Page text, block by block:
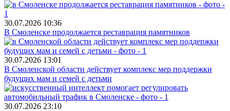
30.07.2026 10:36
В Смоленске продолжается реставрация памятников
30.07.2026 13:01
В Смоленской области действует комплекс мер поддержки
будущих мам и семей с детьми
30.07.2026 23:10